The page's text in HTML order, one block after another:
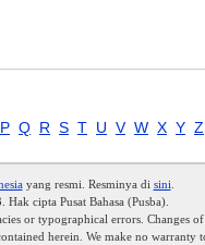
P Q R S T U V W X Y Z
yang resmi. Resminya di sini
cipta Pusat Bahasa (Pusba).
or typographical errors. Changes of
herein. We make no warranty